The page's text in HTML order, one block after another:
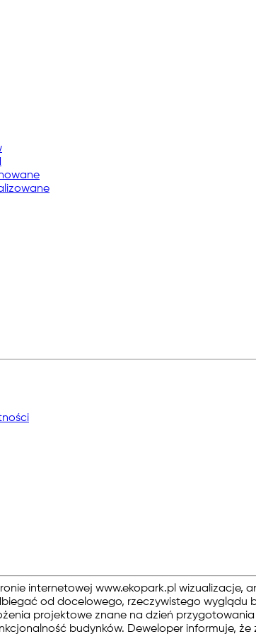
internetowej www.ekopark.pl wizualizacje,
od docelowego, rzeczywistego wyglądu
projektowe znane na dzień
budynków. Deweloper informuje,